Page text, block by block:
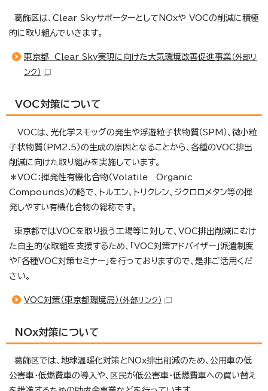
葛飾区は、Clear SkyサポーターとしてNOxや VOCの削減に積極
的に取り組んでいきます。
東京都 Clear Sky実現に向けた大気環境改善促進事業（外部リ
ンク）
VOC対策について
VOCは、光化学スモッグの発生や浮遊粒子状物質（SPM）、微小粒
子状物質（PM2.5）の生成の原因となることから、各種のVOC排出
削減に向けた取り組みを実施しています。
＊VOC：揮発性有機化合物（Volatile Organic
Compounds）の略で、トルエン、トリクレン、ジクロロメタン等の揮
発しやすい有機化合物の総称です。
東京都ではVOCを取り扱う工場等に対して、VOC排出削減にむけ
た自主的な取組を支援するため、「VOC対策アドバイザー」派遣制度
や「各種VOC対策セミナー」を行っておりますので、是非ご活用くだ
さい。
VOC対策（東京都環境局） （外部リンク）
NOx対策について
葛飾区では、地球温暖化対策とNOx排出削減のため、公用車の低
公害車・低燃費車の導入や、区民が低公害車・低燃費車への買い替え